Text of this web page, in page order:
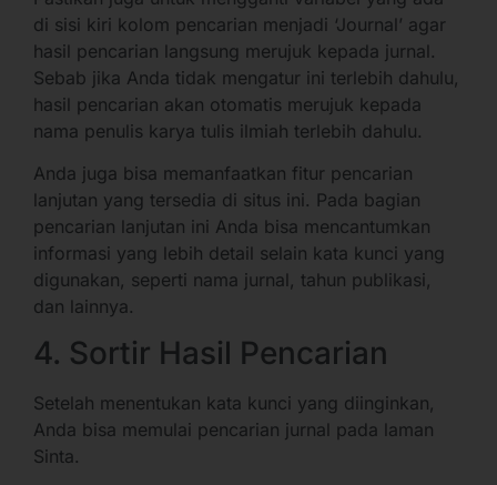
di sisi kiri kolom pencarian menjadi ‘Journal’ agar
hasil pencarian langsung merujuk kepada jurnal.
Sebab jika Anda tidak mengatur ini terlebih dahulu,
hasil pencarian akan otomatis merujuk kepada
nama penulis karya tulis ilmiah terlebih dahulu.
Anda juga bisa memanfaatkan fitur pencarian
lanjutan yang tersedia di situs ini. Pada bagian
pencarian lanjutan ini Anda bisa mencantumkan
informasi yang lebih detail selain kata kunci yang
digunakan, seperti nama jurnal, tahun publikasi,
dan lainnya.
4. Sortir Hasil Pencarian
Setelah menentukan kata kunci yang diinginkan,
Anda bisa memulai pencarian jurnal pada laman
Sinta.